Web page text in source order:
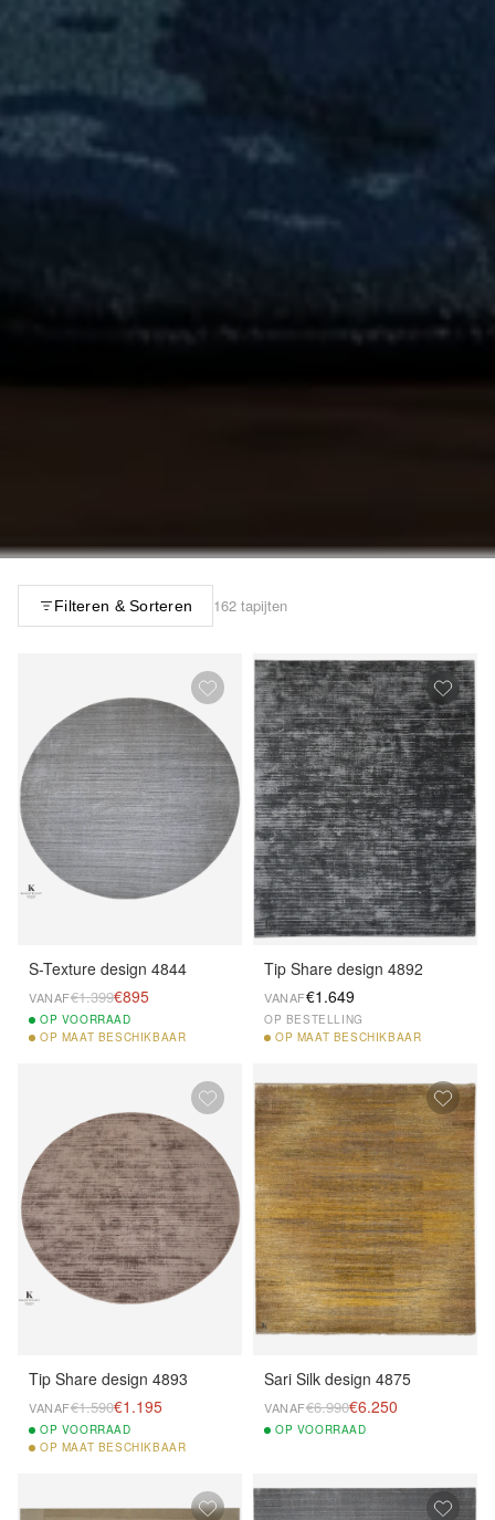
Filteren & Sorteren 162 tapijten
S-Texture design 4844
VANAF€1.399€895
OP VOORRAAD
OP MAAT BESCHIKBAAR
Tip Share design 4892
VANAF€1.649
OP BESTELLING
OP MAAT BESCHIKBAAR
Tip Share design 4893
VANAF€1.590€1.195
OP VOORRAAD
OP MAAT BESCHIKBAAR
Sari Silk design 4875
VANAF€6.990€6.250
OP VOORRAAD